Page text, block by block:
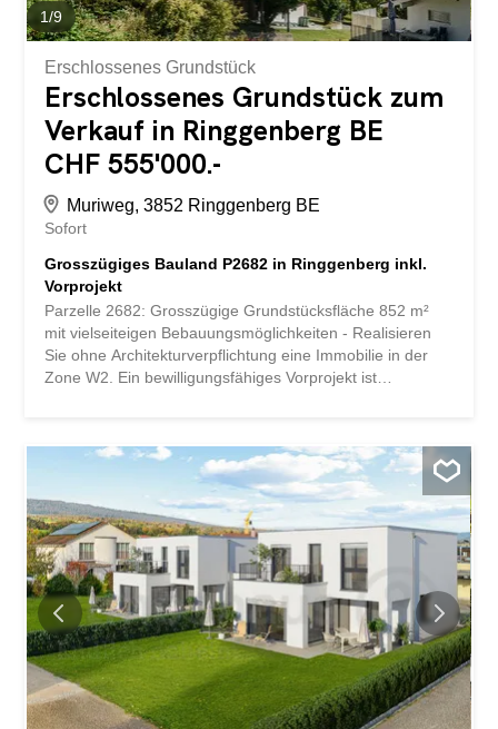
1/9
Erschlossenes Grundstück
Erschlossenes Grundstück zum
Verkauf in Ringgenberg BE
CHF 555'000.-
Muriweg, 3852 Ringgenberg BE
Sofort
Grosszügiges Bauland P2682 in Ringgenberg inkl.
Vorprojekt
Parzelle 2682: Grosszügige Grundstücksfläche 852 m²
mit vielseiteigen Bebauungsmöglichkeiten - Realisieren
Sie ohne Architekturverpflichtung eine Immobilie in der
Zone W2. Ein bewilligungsfähiges Vorprojekt ist
Wohnquartier in Ringgenberg. Die Parzelle besticht durch
den wundervollen Ausblick auf den Brienzersee und die
Oberländer Alpen. Zusätzlich besteht ein Vorprojekt für
ein freistehendes Einfamilienhaus mit Einliegerwohnung.
Für Neubauprojekte in Ringgenberg gilt bei einem
Einfmailienhaus die Vorschrift von 100% der Fläche als
Erstwohnsitz und bei einem Mehrfamilienhaus 60% der
Fläche als Erstwohnsitz. Wohnzone W2 Vollerschlossen
Näherbaurecht vorhanden Bergsicht, Hanglage, Seesicht
und sonnig Lage Steuersatz der Gemeinde: Steuersatz
Gemeinde: 1.80 Steuersatz des Kantons: 3.06
Liegenschaftssteuer: 1.5% des amtlichen Wertes
Ringgenberg hat rund 2690 Einwohner Die traumhafte...